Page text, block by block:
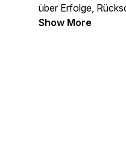
über Erfolge,
Chancen – echte
Show More